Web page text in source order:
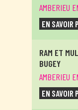
AMBERIEU
EN SAVOIR
RAM ET
BUGEY
AMBERIEU
EN SAVOIR